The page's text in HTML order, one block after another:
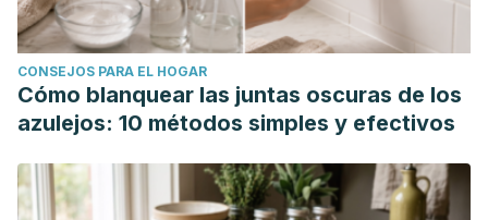
Katz DL, Doughty K, Ali A. Cocoa and chocolate in human
health and disease.Antioxid Redox Signal.
2011;15(10):2779-2811. doi:10.1089/ars.2010.3697
CONSEJOS PARA EL HOGAR
Cómo blanquear las juntas oscuras de los
azulejos: 10 métodos simples y efectivos